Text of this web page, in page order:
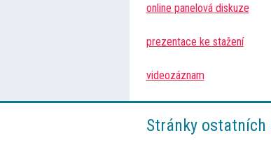
online panelová diskuze
prezentace ke stažení
videozáznam
Stránky ostatních